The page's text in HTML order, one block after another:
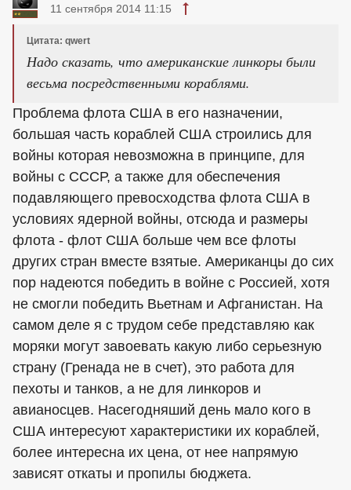
11 сентября 2014 11:15
Цитата: qwert
Надо сказать, что американские линкоры были
весьма посредственными кораблями.
Проблема флота США в его назначении,
большая часть кораблей США строились для
войны которая невозможна в принципе, для
войны с СССР, а также для обеспечения
подавляющего превосходства флота США в
условиях ядерной войны, отсюда и размеры
флота - флот США больше чем все флоты
других стран вместе взятые. Американцы до сих
пор надеются победить в войне с Россией, хотя
не смогли победить Вьетнам и Афганистан. На
самом деле я с трудом себе представляю как
моряки могут завоевать какую либо серьезную
страну (Гренада не в счет), это работа для
пехоты и танков, а не для линкоров и
авианосцев. Насегодняший день мало кого в
США интересуют характеристики их кораблей,
более интересна их цена, от нее напрямую
зависят откаты и пропилы бюджета.